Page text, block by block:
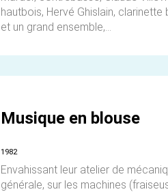
hautbois, Hervé Ghislain, clarinette
et un grand ensemble,...
Musique en blouse
1982
Envahissant leur atelier de
générale, sur les machines